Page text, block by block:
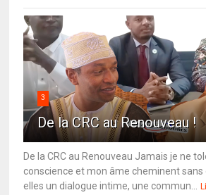
3
De la CRC au Renouveau !
De la CRC au Renouveau Jamais je ne
conscience et mon âme cheminent sans
elles un dialogue intime, une commun...